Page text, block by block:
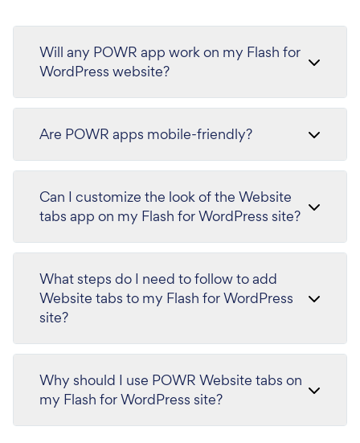
Will any POWR app work on my Flash for
WordPress website?
Are POWR apps mobile-friendly?
Can I customize the look of the Website
tabs app on my Flash for WordPress site?
What steps do I need to follow to add
Website tabs to my Flash for WordPress
site?
Why should I use POWR Website tabs on
my Flash for WordPress site?